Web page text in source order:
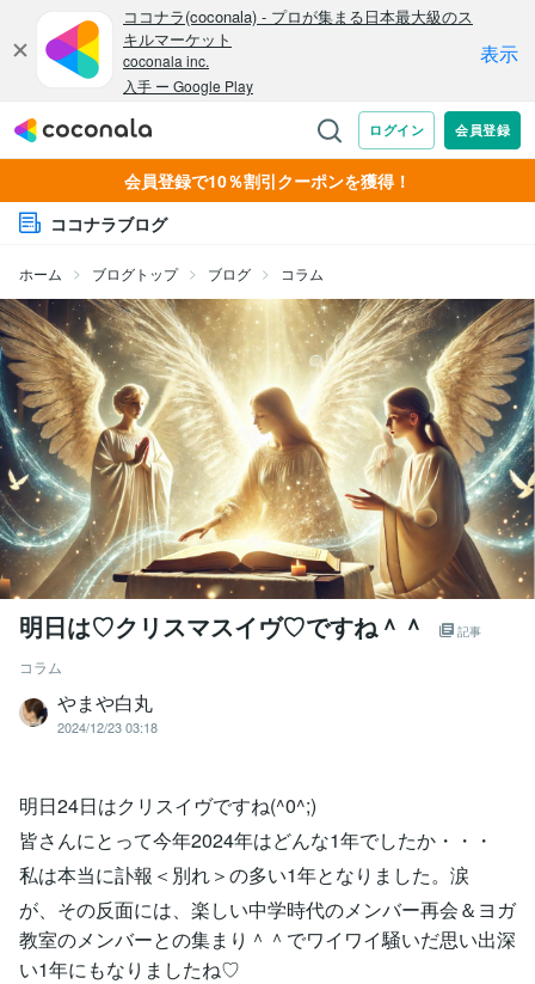
会員登録で10％割引クーポンを獲得！
ココナラブログ
ホーム ブログトップ ブログ コラム
明日は♡クリスマスイヴ♡ですね＾＾ 記事
コラム
やまや白丸
2024/12/23 03:18
明日24日はクリスイヴですね(^0^;)
皆さんにとって今年2024年はどんな1年でしたか・・・
私は本当に訃報＜別れ＞の多い1年となりました。涙
が、その反面には、楽しい中学時代のメンバー再会＆ヨガ
教室のメンバーとの集まり＾＾でワイワイ騒いだ思い出深
い1年にもなりましたね♡